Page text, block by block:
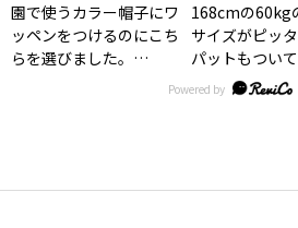
園で使うカラー帽子にワ
ッペンをつけるのにこち
らを選びました。
大きすぎずとっても可愛
168cmの60kg
サイズがピッ
パットもつい
お風呂上がり
ょうどいい感